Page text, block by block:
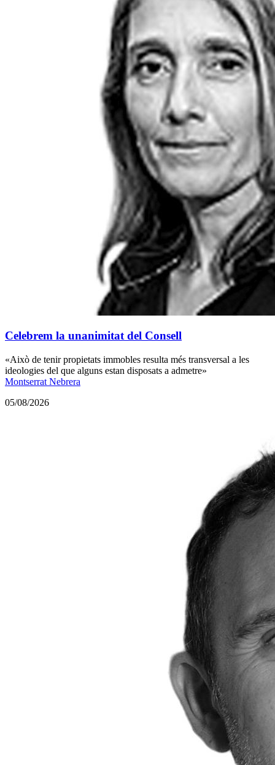
Celebrem la unanimitat del Consell
«Això de tenir propietats immobles resulta més transversal a les
ideologies del que alguns estan disposats a admetre»
Montserrat Nebrera
05/08/2026